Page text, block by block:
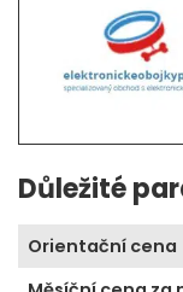
Důležité
Orientační cena